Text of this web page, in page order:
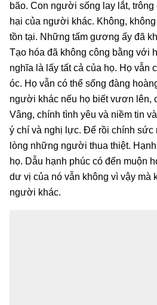
bão. Con người sống lay lắt,
hại của người khác. Không,
tồn tại. Những tấm gương ấy đã
Tạo hóa đã không công bằng với
nghĩa là lấy tất cả của họ. Họ vẫn
óc. Họ vẫn có thể sống đàng
người khác nếu họ biết vươn lên,
Vâng, chính tình yêu và niềm tin
ý chí và nghị lực. Để rồi chính sức
lòng những người thua thiệt.
họ. Dẫu hạnh phúc có đến muộn
dư vị của nó vẫn không vì vậy mà
người khác.